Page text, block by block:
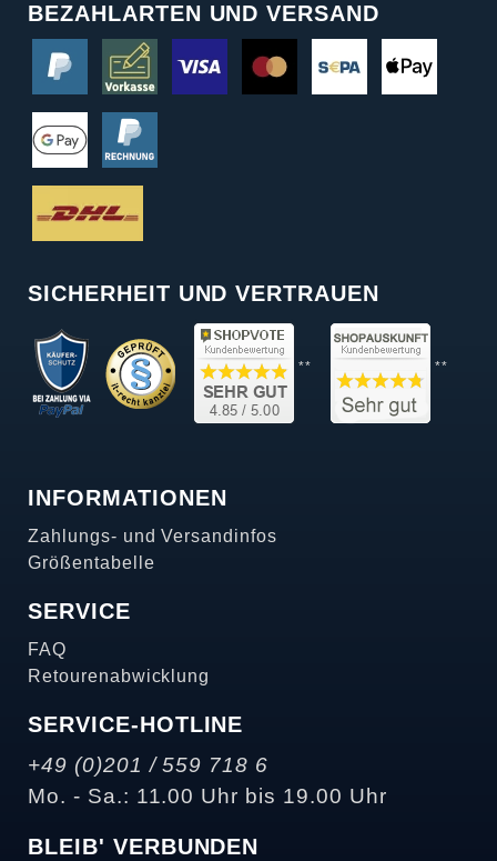
BEZAHLARTEN UND VERSAND
SICHERHEIT UND VERTRAUEN
** **
INFORMATIONEN
Zahlungs- und Versandinfos
Größentabelle
SERVICE
FAQ
Retourenabwicklung
SERVICE-HOTLINE
+49 (0)201 / 559 718 6
Mo. - Sa.: 11.00 Uhr bis 19.00 Uhr
BLEIB' VERBUNDEN